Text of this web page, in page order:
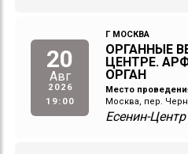
20
Авг
2026
19:00
Г МОСКВА
ОРГАННЫЕ
ЦЕНТРЕ.
ОРГАН
Место
Москва, пер.
Есенин-Центр